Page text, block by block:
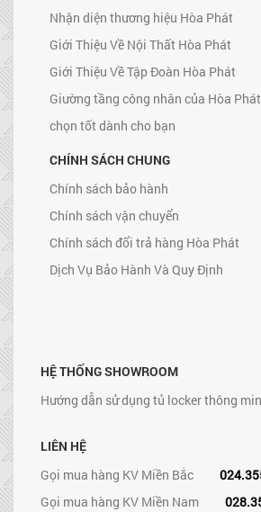
Nhận diện thương hiệu Hòa Phát
Giới Thiệu Về Nội Thất Hòa Phát
Giới Thiệu Về Tập Đoàn Hòa Phát
Giường tầng công nhân của Hòa
chọn tốt dành cho bạn
CHÍNH SÁCH CHUNG
Chính sách bảo hành
Chính sách vận chuyển
Chính sách đổi trả hàng Hòa Phát
Dịch Vụ Bảo Hành Và Quy Định
HỆ THỐNG SHOWROOM
Hướng dẫn sử dụng tủ locker thông
LIÊN HỆ
Gọi mua hàng KV Miền Bắc
Gọi mua hàng KV Miền Nam